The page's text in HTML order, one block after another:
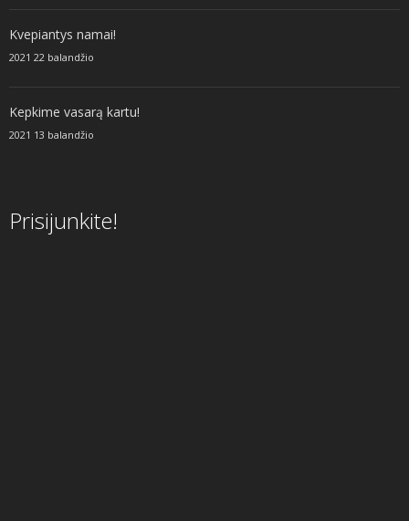
Kvepiantys namai!
2021 22 balandžio
Kepkime vasarą kartu!
2021 13 balandžio
Prisijunkite!